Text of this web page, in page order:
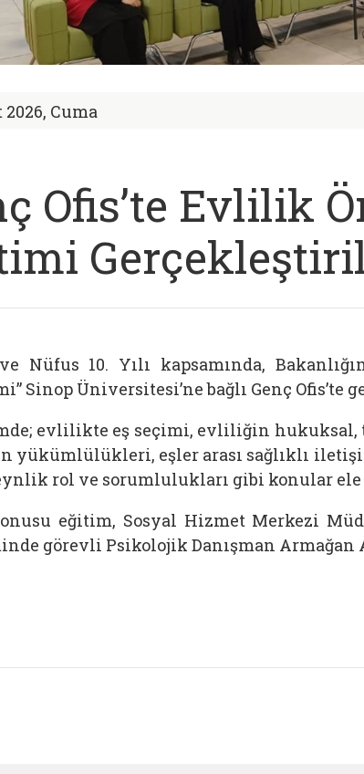
Cuma
Ofis’te Evlilik
Nüfus 10. Yılı kapsamında,
Sinop Üniversitesi’ne bağlı Genç Ofis’te
evlilikte eş seçimi, evliliğin hukuksal,
yükümlülükleri, eşler arası sağlıklı
rol ve sorumlulukları gibi konular ele
eğitim, Sosyal Hizmet Merkezi
görevli Psikolojik Danışman Armağan